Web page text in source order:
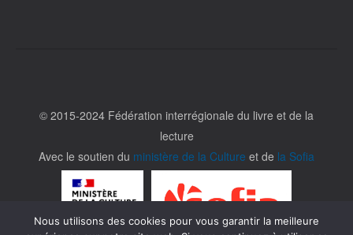
© 2015-2024 Fédération interrégionale du livre et de la
lecture
Avec le soutien du ministère de la Culture et de la Sofia
Nous utilisons des cookies pour vous garantir la meilleure